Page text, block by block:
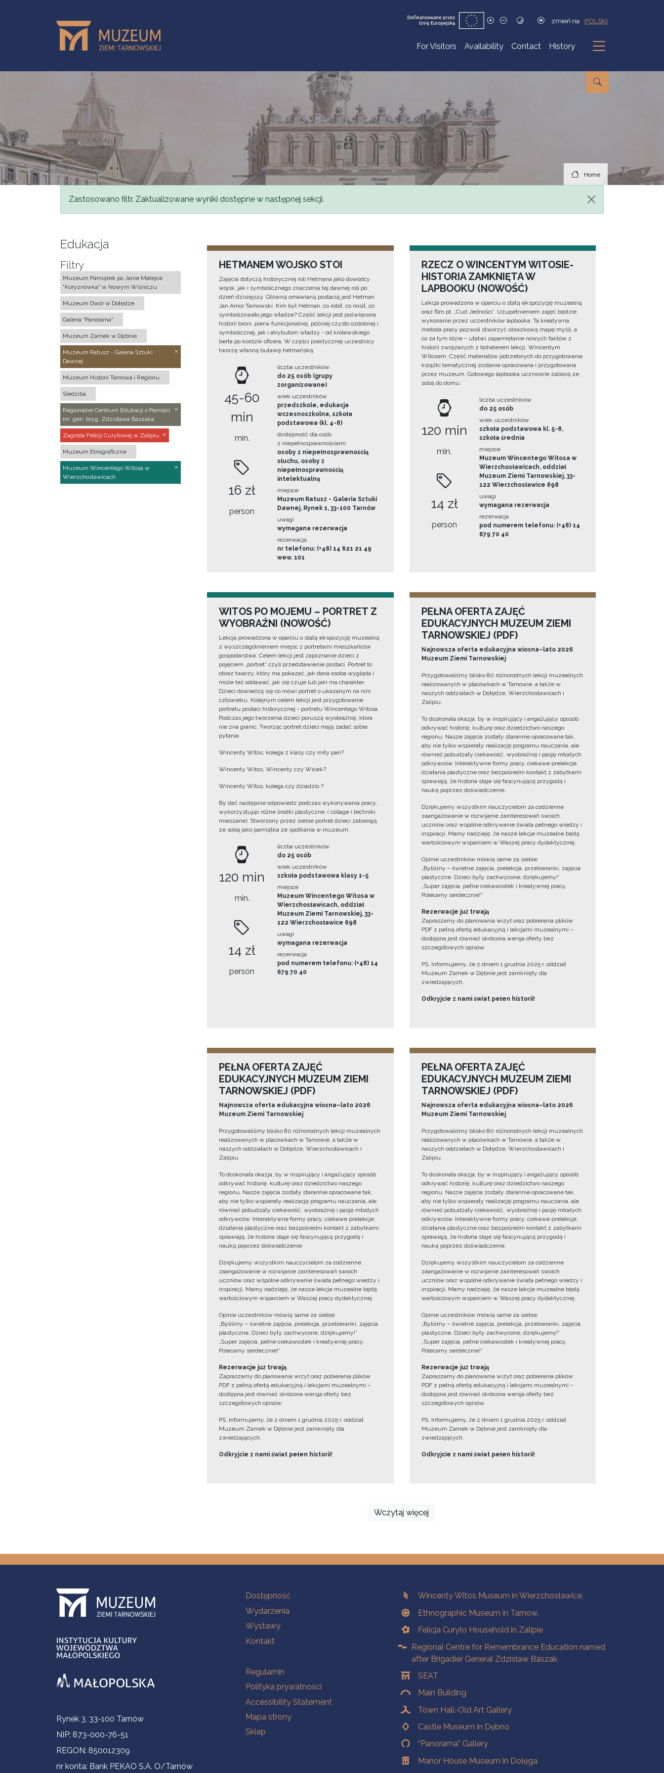
zmień na POLSKI
For Visitors Availability Contact History
Submenu
Home
Status message
Zastosowano filtr. Zaktualizowane wyniki dostępne w następnej sekcji.
Edukacja
Filtry
Muzeum Pamiątek po Janie Matejce
"Koryznówka" w Nowym Wiśniczu
Muzeum Dwór w Dołędze
Galeria "Panorama"
Muzeum Zamek w Dębnie
Muzeum Ratusz - Galeria Sztuki
Dawnej
Muzeum Historii Tarnowa i Regionu
Siedziba
Regionalne Centrum Edukacji o Pamięci
im. gen. bryg. Zdzisława Baszaka
Zagroda Felicji Curyłowej w Zalipiu
Muzeum Etnograficzne
Muzeum Wincentego Witosa w
Wierzchosławicach
HETMANEM WOJSKO STOI
Zajęcia dotyczą historycznej roli Hetmana jako dowódcy
wojsk, jak i symbolicznego znaczenia tej dawnej roli po
dzień dzisiejszy. Główną omawianą postacią jest Hetman
Jan Amor Tarnowski. Kim był Hetman, co robił, co nosił, co
symbolizowało jego władze? Część lekcji jest poświęcona
historii broni, pierw funkcjonalnej, później czysto ozdobnej i
symbolicznej, jak i atrybutom władzy - od królewskiego
berła po kordzik oficera. W części praktycznej uczestnicy
tworzą własną buławę hetmańską.
45-60
min
min.
16 zł
person
liczba uczestników
do 25 osób (grupy
zorganizowane)
wiek uczestników
przedszkole, edukacja
wczesnoszkolna, szkoła
podstawowa (kl. 4-8)
dostępność dla osób
z niepełnosprawnościami
osoby z niepełnosprawnością
słuchu, osoby z
niepełnosprawnością
intelektualną
miejsce
Muzeum Ratusz - Galeria Sztuki
Dawnej, Rynek 1, 33-100 Tarnów
uwagi
wymagana rezerwacja
rezerwacja
nr telefonu: (+48) 14 621 21 49
wew. 101
RZECZ O WINCENTYM WITOSIE-
HISTORIA ZAMKNIĘTA W
LAPBOOKU (NOWOŚĆ)
Lekcja prowadzona w oparciu o stałą ekspozycję muzealną
oraz film pt. „Cud Jedności”. Uzupełnieniem zajęć będzie
wykonanie przez uczestników lapbooka. Ta kreatywna
metoda pracy pozwoli stworzyć obrazkową mapę myśli, a
co za tym idzie – ułatwi zapamiętanie nowych faktów z
historii związanych z bohaterem lekcji, Wincentym
Witosem. Część materiałów potrzebnych do przygotowania
książki tematycznej zostanie opracowana i przygotowana
przez muzeum. Gotowego lapbooka uczniowie zabiorą ze
sobą do domu.
120 min
min.
14 zł
person
liczba uczestników
do 25 osób
wiek uczestników
szkoła podstawowa kl. 5-8,
szkoła średnia
miejsce
Muzeum Wincentego Witosa w
Wierzchosławicach, oddział
Muzeum Ziemi Tarnowskiej, 33-
122 Wierzchosławice 698
uwagi
wymagana rezerwacja
rezerwacja
pod numerem telefonu: (+48) 14
679 70 40
WITOS PO MOJEMU – PORTRET Z
WYOBRAŹNI (NOWOŚĆ)
Lekcja prowadzona w oparciu o stałą ekspozycję muzealną
z wyszczególnieniem miejsc z portretami mieszkańców
gospodarstwa. Celem lekcji jest zapoznanie dzieci z
pojęciem „portret” czyli przedstawienie postaci. Portret to
obraz twarzy, który ma pokazać, jak dana osoba wygląda i
może też oddawać, jak się czuje lub jaki ma charakter.
Dzieci dowiedzą się co mówi portret o ukazanym na nim
człowieku. Kolejnym celem lekcji jest przygotowanie
portretu postaci historycznej - portretu Wincentego Witosa.
Podczas jego tworzenia dzieci poruszą wyobraźnię, która
nie zna granic. Tworząc portret dzieci mają zadać sobie
pytania:
Wincenty Witos, kolega z klasy czy miły pan?
Wincenty Witos, Wincenty czy Wicek?
Wincenty Witos, kolega czy dziadzio ?
By dać następnie odpowiedz podczas wykonywania pracy,
wykorzystując różne środki plastyczne, ( collage i techniki
mieszane). Stworzony przez siebie portret dzieci zabierają
ze sobą jako pamiątka ze spotkania w muzeum.
120 min
min.
14 zł
person
liczba uczestników
do 25 osób
wiek uczestników
szkoła podstawowa klasy 1-5
miejsce
Muzeum Wincentego Witosa w
Wierzchosławicach, oddział
Muzeum Ziemi Tarnowskiej, 33-
122 Wierzchosławice 698
uwagi
wymagana rezerwacja
rezerwacja
pod numerem telefonu: (+48) 14
679 70 40
PEŁNA OFERTA ZAJĘĆ
EDUKACYJNYCH MUZEUM ZIEMI
TARNOWSKIEJ (PDF)
Najnowsza oferta edukacyjna wiosna–lato 2026
Muzeum Ziemi Tarnowskiej
Przygotowaliśmy blisko 80 różnorodnych lekcji muzealnych
realizowanych w placówkach w Tarnowie, a także w
naszych oddziałach w Dołędze, Wierzchosławicach i
Zalipiu.
To doskonała okazja, by w inspirujący i angażujący sposób
odkrywać historię, kulturę oraz dziedzictwo naszego
regionu. Nasze zajęcia zostały starannie opracowane tak,
aby nie tylko wspierały realizację programu nauczania, ale
również pobudzały ciekawość, wyobraźnię i pasję młodych
odkrywców. Interaktywne formy pracy, ciekawe prelekcje,
działania plastyczne oraz bezpośredni kontakt z zabytkami
sprawiają, że historia staje się fascynującą przygodą i
nauką poprzez doświadczenie.
Dziękujemy wszystkim nauczycielom za codzienne
zaangażowanie w rozwijanie zainteresowań swoich
uczniów oraz wspólne odkrywanie świata pełnego wiedzy i
inspiracji. Mamy nadzieję, że nasze lekcje muzealne będą
wartościowym wsparciem w Waszej pracy dydaktycznej.
Opinie uczestników mówią same za siebie:
„Byliśmy – świetne zajęcia, prelekcja, przebieranki, zajęcia
plastyczne. Dzieci były zachwycone, dziękujemy!”
„Super zajęcia, pełne ciekawostek i kreatywnej pracy.
Polecamy serdecznie!”
Rezerwacje już trwają
Zapraszamy do planowania wizyt oraz pobierania plików
PDF z pełną ofertą edukacyjną i lekcjami muzealnymi –
dostępna jest również skrócona wersja oferty bez
szczegółowych opisów.
PS. Informujemy, że z dniem 1 grudnia 2025 r. oddział
Muzeum Zamek w Dębnie jest zamknięty dla
zwiedzających.
Odkryjcie z nami świat pełen historii!
PEŁNA OFERTA ZAJĘĆ
EDUKACYJNYCH MUZEUM ZIEMI
TARNOWSKIEJ (PDF)
Najnowsza oferta edukacyjna wiosna–lato 2026
Muzeum Ziemi Tarnowskiej
Przygotowaliśmy blisko 80 różnorodnych lekcji muzealnych
realizowanych w placówkach w Tarnowie, a także w
naszych oddziałach w Dołędze, Wierzchosławicach i
Zalipiu.
To doskonała okazja, by w inspirujący i angażujący sposób
odkrywać historię, kulturę oraz dziedzictwo naszego
regionu. Nasze zajęcia zostały starannie opracowane tak,
aby nie tylko wspierały realizację programu nauczania, ale
również pobudzały ciekawość, wyobraźnię i pasję młodych
odkrywców. Interaktywne formy pracy, ciekawe prelekcje,
działania plastyczne oraz bezpośredni kontakt z zabytkami
sprawiają, że historia staje się fascynującą przygodą i
nauką poprzez doświadczenie.
Dziękujemy wszystkim nauczycielom za codzienne
zaangażowanie w rozwijanie zainteresowań swoich
uczniów oraz wspólne odkrywanie świata pełnego wiedzy i
inspiracji. Mamy nadzieję, że nasze lekcje muzealne będą
wartościowym wsparciem w Waszej pracy dydaktycznej.
Opinie uczestników mówią same za siebie:
„Byliśmy – świetne zajęcia, prelekcja, przebieranki, zajęcia
plastyczne. Dzieci były zachwycone, dziękujemy!”
„Super zajęcia, pełne ciekawostek i kreatywnej pracy.
Polecamy serdecznie!”
Rezerwacje już trwają
Zapraszamy do planowania wizyt oraz pobierania plików
PDF z pełną ofertą edukacyjną i lekcjami muzealnymi –
dostępna jest również skrócona wersja oferty bez
szczegółowych opisów.
PS. Informujemy, że z dniem 1 grudnia 2025 r. oddział
Muzeum Zamek w Dębnie jest zamknięty dla
zwiedzających.
Odkryjcie z nami świat pełen historii!
PEŁNA OFERTA ZAJĘĆ
EDUKACYJNYCH MUZEUM ZIEMI
TARNOWSKIEJ (PDF)
Najnowsza oferta edukacyjna wiosna–lato 2026
Muzeum Ziemi Tarnowskiej
Przygotowaliśmy blisko 80 różnorodnych lekcji muzealnych
realizowanych w placówkach w Tarnowie, a także w
naszych oddziałach w Dołędze, Wierzchosławicach i
Zalipiu.
To doskonała okazja, by w inspirujący i angażujący sposób
odkrywać historię, kulturę oraz dziedzictwo naszego
regionu. Nasze zajęcia zostały starannie opracowane tak,
aby nie tylko wspierały realizację programu nauczania, ale
również pobudzały ciekawość, wyobraźnię i pasję młodych
odkrywców. Interaktywne formy pracy, ciekawe prelekcje,
działania plastyczne oraz bezpośredni kontakt z zabytkami
sprawiają, że historia staje się fascynującą przygodą i
nauką poprzez doświadczenie.
Dziękujemy wszystkim nauczycielom za codzienne
zaangażowanie w rozwijanie zainteresowań swoich
uczniów oraz wspólne odkrywanie świata pełnego wiedzy i
inspiracji. Mamy nadzieję, że nasze lekcje muzealne będą
wartościowym wsparciem w Waszej pracy dydaktycznej.
Opinie uczestników mówią same za siebie:
„Byliśmy – świetne zajęcia, prelekcja, przebieranki, zajęcia
plastyczne. Dzieci były zachwycone, dziękujemy!”
„Super zajęcia, pełne ciekawostek i kreatywnej pracy.
Polecamy serdecznie!”
Rezerwacje już trwają
Zapraszamy do planowania wizyt oraz pobierania plików
PDF z pełną ofertą edukacyjną i lekcjami muzealnymi –
dostępna jest również skrócona wersja oferty bez
szczegółowych opisów.
PS. Informujemy, że z dniem 1 grudnia 2025 r. oddział
Muzeum Zamek w Dębnie jest zamknięty dla
zwiedzających.
Odkryjcie z nami świat pełen historii!
Wczytaj więcej
Contact Information
Rynek 3, 33-100 Tarnów
NIP: 873-000-76-51
REGON: 850012309
nr konta: Bank PEKAO S.A. O/Tarnów
Na skróty.
Dostępność
Wydarzenia
Wystawy
Kontakt
Na skróty.
Regulamin
Polityka prywatności
Accessibility Statement
Mapa strony
Sklep
BranchesWincenty Witos Museum in Wierzchosławice,
Ethnographic Museum in Tarnow.
Felicja Curyło Household in Zalipie
Regional Centre for Remembrance Education named
after Brigadier General Zdzisław Baszak
SEAT
Main Building
Town Hall-Old Art Gallery
Castle Museum in Dębno
“Panorama” Gallery
Manor House Museum in Dołęga